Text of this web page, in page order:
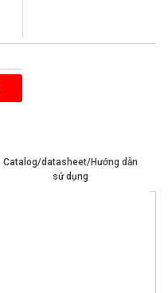
Catalog/datasheet/Hướng dẫn
sử dụng